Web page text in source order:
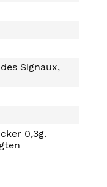
Signaux,
0,3g.